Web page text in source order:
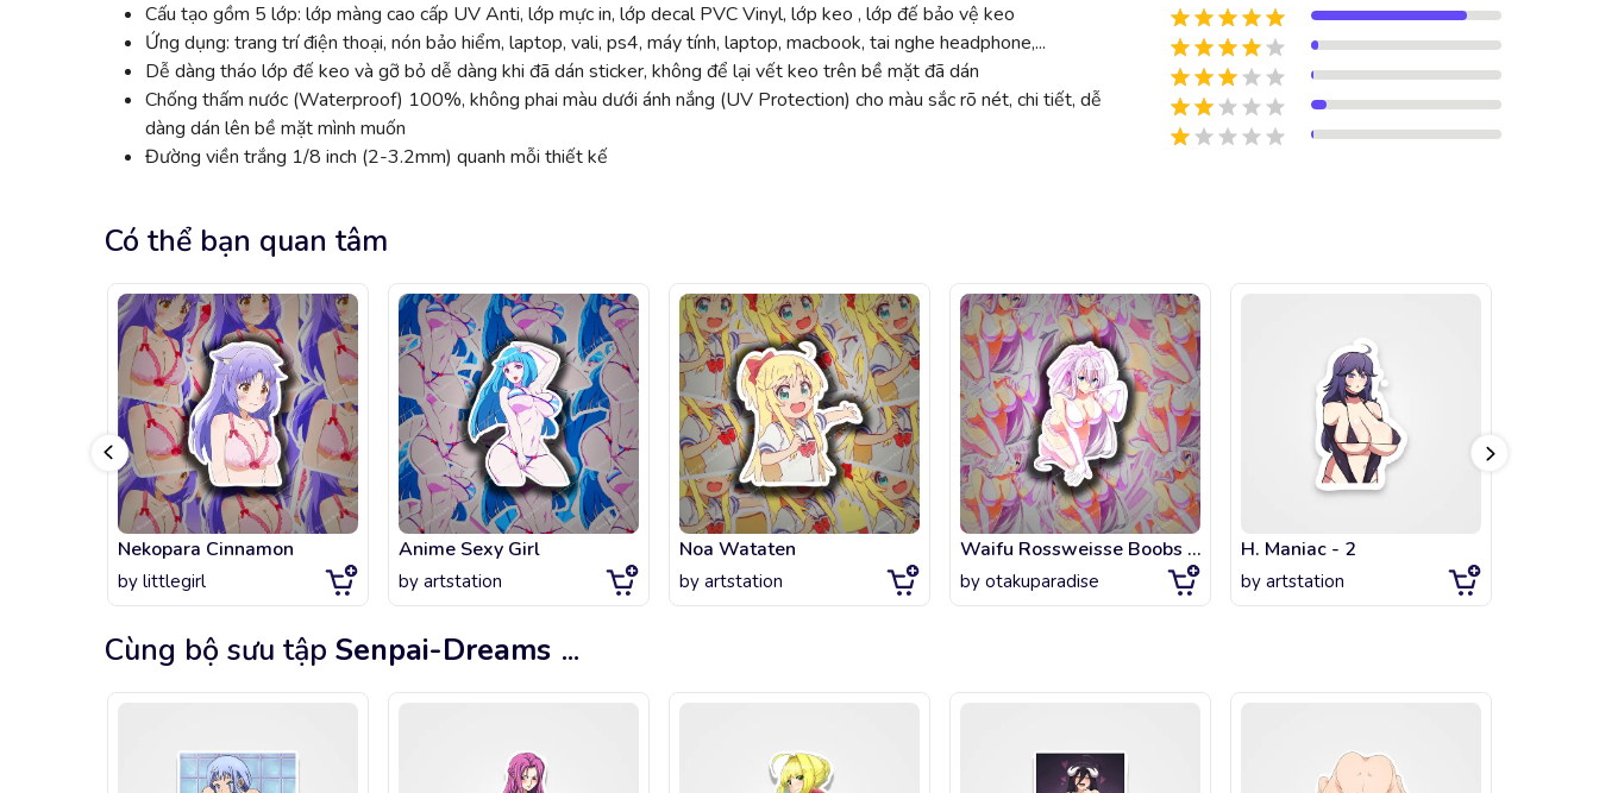
Cấu tạo gồm 5 lớp: lớp màng cao cấp UV Anti, lớp mực in, lớp decal PVC Vinyl, lớp keo , lớp đế bảo vệ keo
Ứng dụng: trang trí điện thoại, nón bảo hiểm, laptop, vali, ps4, máy tính, laptop, macbook, tai nghe headphone,...
Dễ dàng tháo lớp đế keo và gỡ bỏ dễ dàng khi đã dán sticker, không để lại vết keo trên bề mặt đã dán
Chống thấm nước (Waterproof) 100%, không phai màu dưới ánh nắng (UV Protection) cho màu sắc rõ nét, chi tiết, dễ
dàng dán lên bề mặt mình muốn
Đường viền trắng 1/8 inch (2-3.2mm) quanh mỗi thiết kế
Có thể bạn quan tâm
Nekopara Cinnamon
by littlegirl
Anime Sexy Girl
by artstation
Noa Wataten
by artstation
Waifu Rossweisse Boobs Ecchi High School DxD Hentai
by otakuparadise
H. Maniac - 2
by artstation
Cùng bộ sưu tập Senpai-Dreams ...